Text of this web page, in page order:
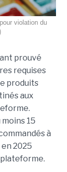
violation du
prouvé
requises
produits
aux
15
à
2025